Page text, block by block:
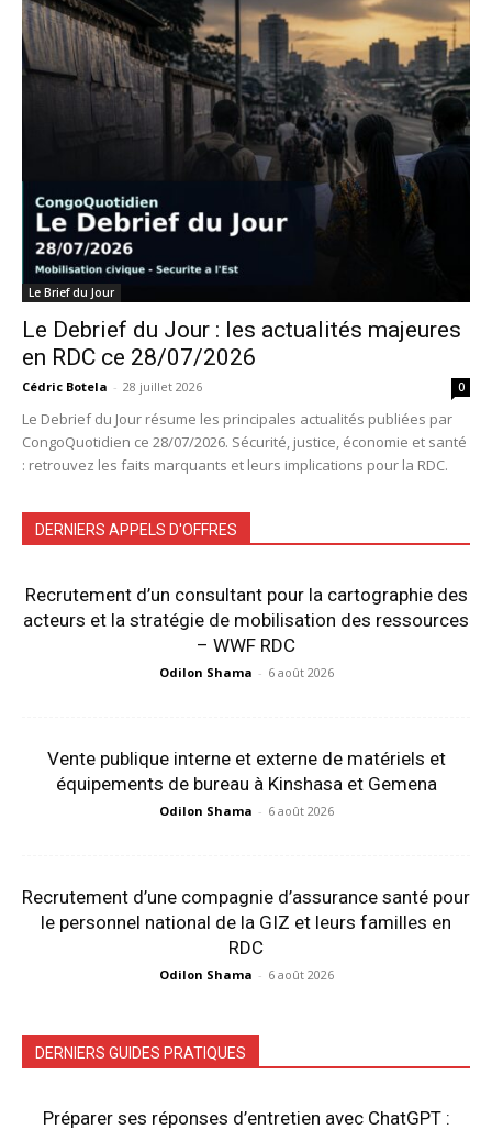
Le Brief du Jour
Le Debrief du Jour : les actualités majeures
en RDC ce 28/07/2026
Cédric Botela - 28 juillet 2026 0
Le Debrief du Jour résume les principales actualités publiées par
CongoQuotidien ce 28/07/2026. Sécurité, justice, économie et santé
: retrouvez les faits marquants et leurs implications pour la RDC.
DERNIERS APPELS D'OFFRES
Recrutement d’un consultant pour la cartographie des
acteurs et la stratégie de mobilisation des ressources
– WWF RDC
Odilon Shama - 6 août 2026
Vente publique interne et externe de matériels et
équipements de bureau à Kinshasa et Gemena
Odilon Shama - 6 août 2026
Recrutement d’une compagnie d’assurance santé pour
le personnel national de la GIZ et leurs familles en
RDC
Odilon Shama - 6 août 2026
DERNIERS GUIDES PRATIQUES
Préparer ses réponses d’entretien avec ChatGPT :